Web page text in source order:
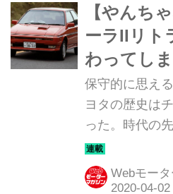
けて実施され
トが「WiLL」
電器（現パナ
ヒビール、近
が立ち上げ、
コも参画。タ
歳代（いわゆ
だわりの世代に
【やんち
ーラIIリト
わってし
だった（
保守的に思え
ヨタの歴史は
った。時代の
ら、一体どう
なるクルマま
を改めて俯瞰
Webモー